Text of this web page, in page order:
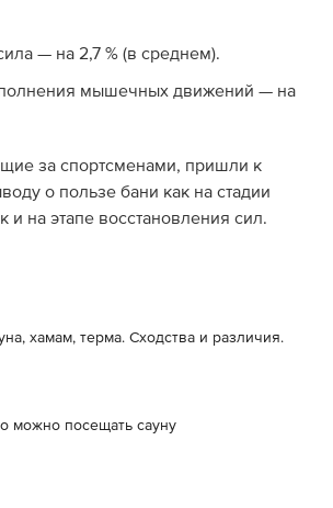
— на 2,7 % (в среднем).
мышечных движений — на
за спортсменами, пришли к
о пользе бани как на стадии
и на этапе восстановления сил.
хамам, терма. Сходства и различия.
можно посещать сауну